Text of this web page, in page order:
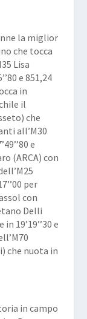
la miglior
che tocca
Lisa
e 851,24
in
il
che
all’M30
e
(ARCA) con
per
con
Delli
19’19’’30 e
che nuota in
in campo